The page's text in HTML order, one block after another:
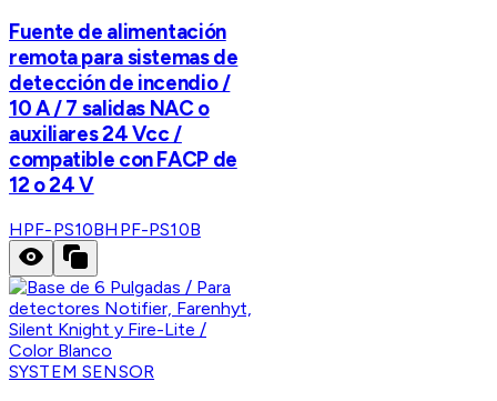
Fuente de alimentación
remota para sistemas de
detección de incendio /
10 A / 7 salidas NAC o
auxiliares 24 Vcc /
compatible con FACP de
12 o 24 V
HPF-PS10BHPF-PS10B
SYSTEM SENSOR